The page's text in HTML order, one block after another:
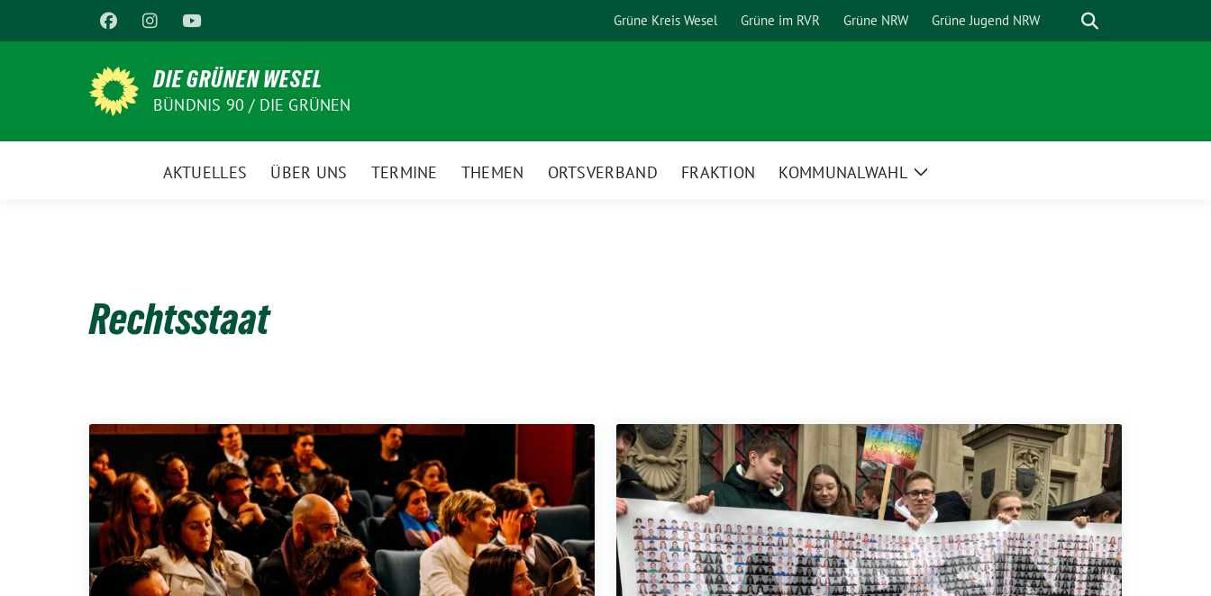
zum
Grüne Kreis Wesel Grüne im RVR Grüne NRW Grüne Jugend NRW Suche
DIE GRÜNEN WESEL
BÜNDNIS 90 / DIE GRÜNEN
AKTUELLES ÜBER UNS TERMINE THEMEN ORTSVERBAND FRAKTION KOMMUNALWAHL
Zeige
Rechtsstaat